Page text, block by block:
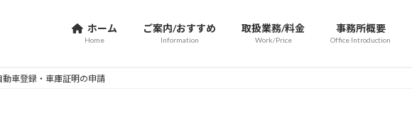
ホーム
Home
ご案内/おすすめ
Information
取扱業務/料金
Work/Price
事務所概要
Office Introduction
動車登録・車庫証明の申請